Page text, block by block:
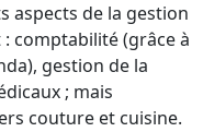
aspects de la gestion
comptabilité (grâce à
gestion de la
; mais
couture et cuisine.